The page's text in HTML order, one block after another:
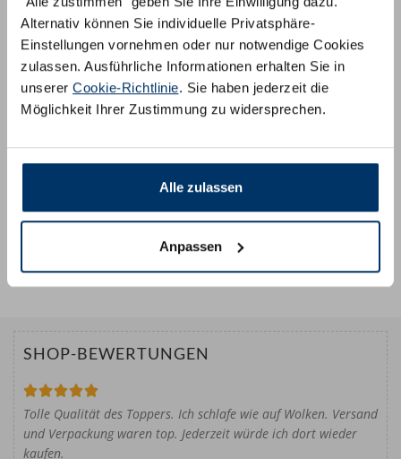
Alternativ können Sie individuelle Privatsphäre-
Einstellungen vornehmen oder nur notwendige Cookies
zulassen. Ausführliche Informationen erhalten Sie in
unserer Cookie-Richtlinie. Sie haben jederzeit die
Möglichkeit Ihrer Zustimmung zu widersprechen.
Alle zulassen
Anpassen
Übernehmen
Weiter
Kostenloser Versand 100 Nächte Probeschlafen
SHOP-BEWERTUNGEN

Tolle Qualität des Toppers. Ich schlafe wie auf Wolken. Versand
und Verpackung waren top. Jederzeit würde ich dort wieder
kaufen.